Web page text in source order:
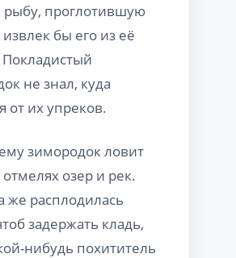
рыбу, проглотившую
бы его из её
не знал, куда
от их упреков.
зимородок ловит
озер и рек.
же расплодилась
задержать кладь,
нибудь похититель